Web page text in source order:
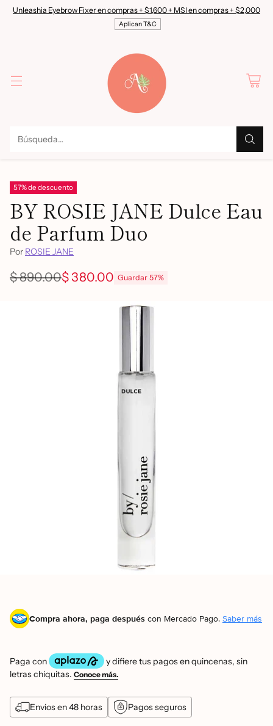
Unleashia Eyebrow Fixer en compras + $1,600 + MSI en compras + $2,000
Aplican T&C
Búsqueda…
57% de descuento
BY ROSIE JANE Dulce Eau
de Parfum Duo
Por ROSIE JANE
Precio
$ 890.00$ 380.00 Guardar 57%
Compra ahora, paga después con Mercado Pago. Saber más
Envios en 48 horas Pagos seguros